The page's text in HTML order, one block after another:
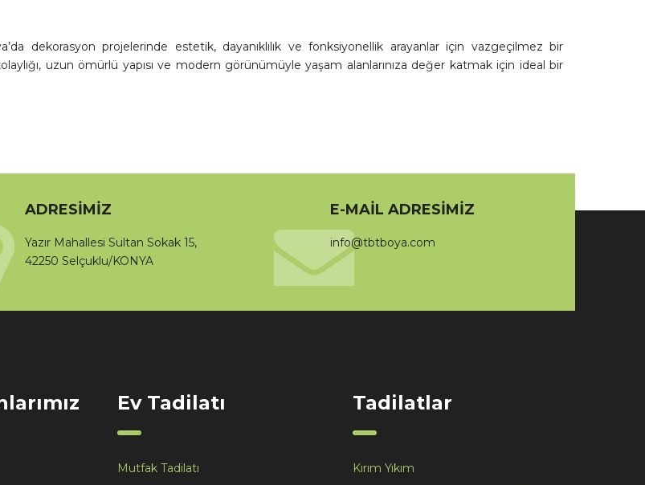
dekorasyon projelerinde estetik, dayanıklılık ve fonksiyonellik arayanlar için vazgeçilmez bir
uzun ömürlü yapısı ve modern görünümüyle yaşam alanlarınıza değer katmak için ideal bir
ADRESIMIZ
Yazır Mahallesi Sultan Sokak 15,
42250 Selçuklu/KONYA
E-MAIL ADRESIMIZ
info@tbtboya.com
Ev Tadilatı
Mutfak Tadilatı
Tadilatlar
Kırım Yıkım